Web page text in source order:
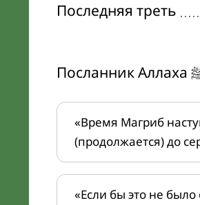
Последняя треть
«Время Магриб
(продолжается) до
«Если бы это не